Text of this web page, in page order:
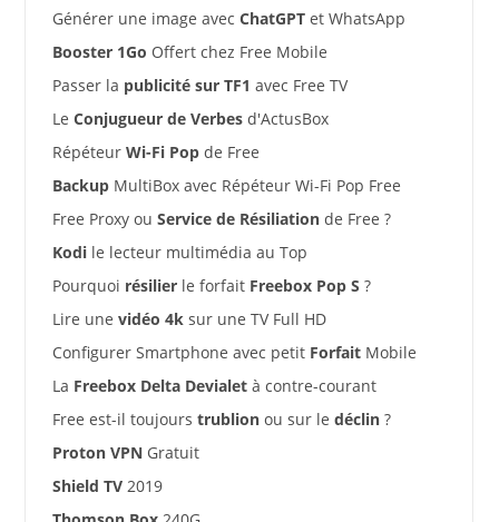
Générer une image avec ChatGPTet WhatsApp
Booster 1Go Offert chez Free Mobile
Passer la publicité sur TF1 avec Free TV
Le Conjugueur de Verbesd'ActusBox
Répéteur Wi-Fi Popde Free
BackupMultiBox avec Répéteur Wi-Fi Pop Free
Free Proxy ou Service de Résiliationde Free ?
Kodile lecteur multimédia au Top
Pourquoi résilierle forfait Freebox Pop S ?
Lire une vidéo 4ksur une TV Full HD
Configurer Smartphone avec petit ForfaitMobile
La Freebox Delta Devialetà contre-courant
Free est-il toujours trublionou sur le déclin?
Proton VPN Gratuit
Shield TV2019